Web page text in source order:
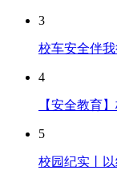
3
校车安全伴
4
【安全教育
5
校园纪实丨